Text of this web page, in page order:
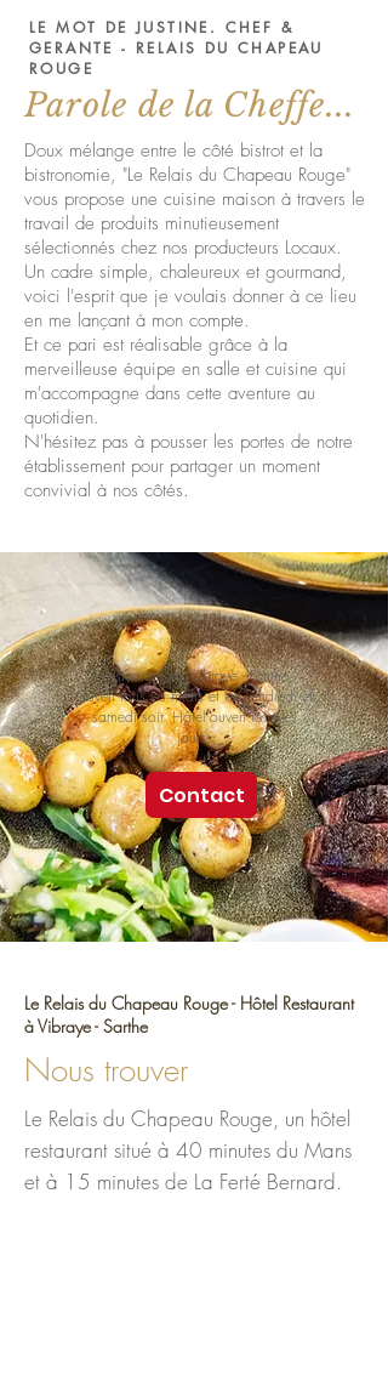
LE MOT DE JUSTINE. CHEF &
GERANTE - RELAIS DU CHAPEAU
ROUGE
Parole de la Cheffe...
Doux mélange entre le côté bistrot et la
bistronomie, "Le Relais du Chapeau Rouge"
vous propose une cuisine maison à travers le
travail de produits minutieusement
sélectionnés chez nos producteurs Locaux.
Un cadre simple, chaleureux et gourmand,
voici l'esprit que je voulais donner à ce lieu
en me lançant à mon compte.
Et ce pari est réalisable grâce à la
merveilleuse équipe en salle et cuisine qui
m'accompagne dans cette aventure au
quotidien.
N'hésitez pas à pousser les portes de notre
établissement pour partager un moment
convivial à nos côtés.
Restaurant sur Vibraye - Sarthe
Ouvert tous les midis et les vendredi et
samedi soir. Hôtel ouvert tous les
jours.
Contact
Le Relais du Chapeau Rouge - Hôtel Restaurant
à Vibraye - Sarthe
Nous trouver
Le Relais du Chapeau Rouge, un hôtel
restaurant situé à 40 minutes du Mans
et à 15 minutes de La Ferté Bernard.